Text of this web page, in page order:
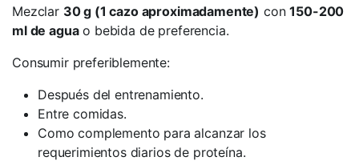
Mezclar 30 g (1 cazo aproximadamente) con150-200
ml de aguao bebida de preferencia.
Consumir preferiblemente:
Después del entrenamiento.
Entre comidas.
Como complemento para alcanzar los
requerimientos diarios de proteína.